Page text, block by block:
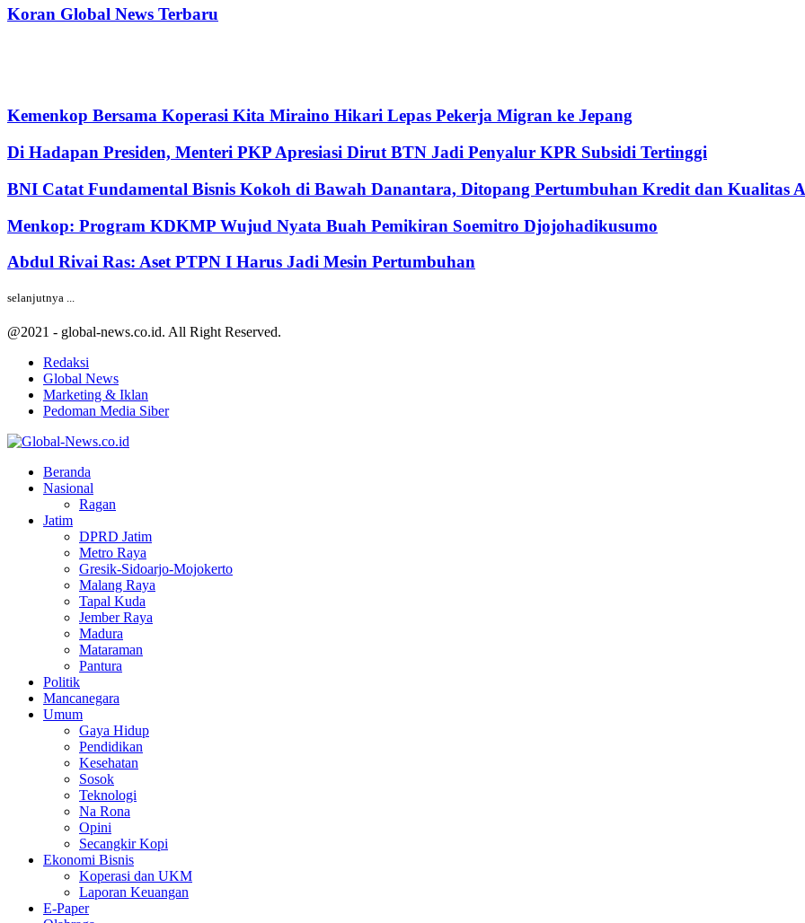
Koran Global News Terbaru
Kemenkop Bersama Koperasi Kita Miraino Hikari Lepas Pekerja Migran ke Jepang
Di Hadapan Presiden, Menteri PKP Apresiasi Dirut BTN Jadi Penyalur KPR Subsidi Tertinggi
BNI Catat Fundamental Bisnis Kokoh di Bawah Danantara, Ditopang Pertumbuhan Kredit dan Kualitas
Menkop: Program KDKMP Wujud Nyata Buah Pemikiran Soemitro Djojohadikusumo
Abdul Rivai Ras: Aset PTPN I Harus Jadi Mesin Pertumbuhan
selanjutnya ...
@2021 - global-news.co.id. All Right Reserved.
Redaksi
Global News
Marketing & Iklan
Pedoman Media Siber
Beranda
Nasional
Ragan
Jatim
DPRD Jatim
Metro Raya
Gresik-Sidoarjo-Mojokerto
Malang Raya
Tapal Kuda
Jember Raya
Madura
Mataraman
Pantura
Politik
Mancanegara
Umum
Gaya Hidup
Pendidikan
Kesehatan
Sosok
Teknologi
Na Rona
Opini
Secangkir Kopi
Ekonomi Bisnis
Koperasi dan UKM
Laporan Keuangan
E-Paper